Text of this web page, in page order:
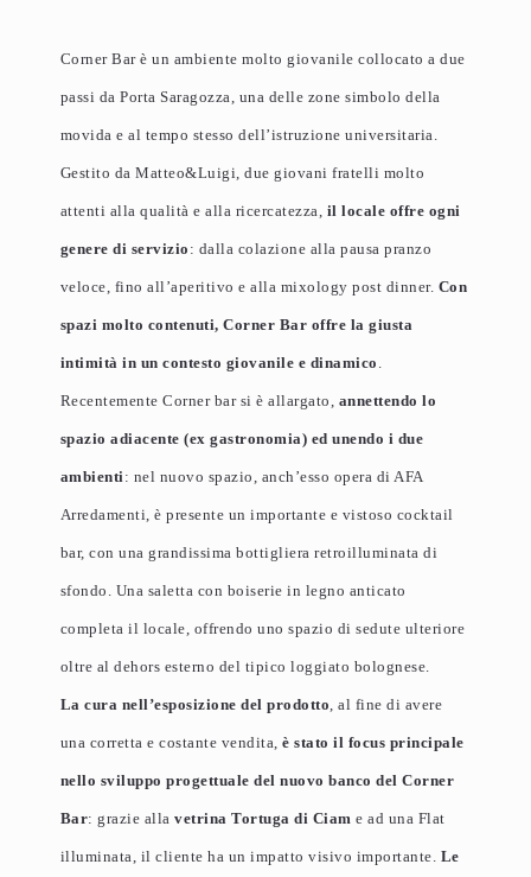
Corner Bar è un ambiente molto giovanile collocato a due
passi da Porta Saragozza, una delle zone simbolo della
movida e al tempo stesso dell’istruzione universitaria.
Gestito da Matteo&Luigi, due giovani fratelli molto
attenti alla qualità e alla ricercatezza, il locale offre ogni
genere di servizio : dalla colazione alla pausa pranzo
veloce, fino all’aperitivo e alla mixology post dinner. Con
spazi molto contenuti, Corner Bar offre la giusta
intimità in un contesto giovanile e dinamico
Recentemente Corner bar si è allargato, annettendo lo
spazio adiacente (ex gastronomia) ed unendo i due
ambienti : nel nuovo spazio, anch’esso opera di AFA
Arredamenti, è presente un importante e vistoso cocktail
bar, con una grandissima bottigliera retroilluminata di
sfondo. Una saletta con boiserie in legno anticato
completa il locale, offrendo uno spazio di sedute ulteriore
oltre al dehors esterno del tipico loggiato bolognese.
La cura nell’esposizione del prodotto , al fine di avere
una corretta e costante vendita, è stato il focus principale
nello sviluppo progettuale del nuovo banco del Corner
Bar: grazie allavetrina Tortuga di Ciam e ad una Flat
illuminata, il cliente ha un impatto visivo importante. Le